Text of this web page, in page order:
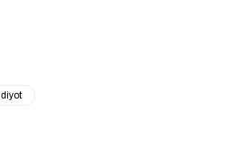
diyot